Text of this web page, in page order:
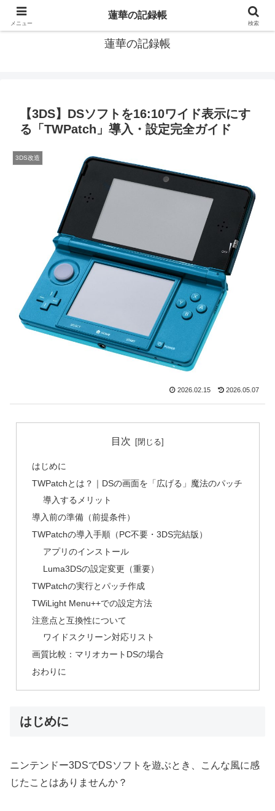
窓際社員の現役SEによるゲーム攻略、IT関連のメモです
蓮華の記録帳
【3DS】DSソフトを16:10ワイド表示にす
る「TWPatch」導入・設定完全ガイド
3DS改造
2026.02.15 2026.05.07
目次
はじめに
TWPatchとは？｜DSの画面を「広げる」魔法のパッチ
導入するメリット
導入前の準備（前提条件）
TWPatchの導入手順（PC不要・3DS完結版）
アプリのインストール
Luma3DSの設定変更（重要）
TWPatchの実行とパッチ作成
TWiLight Menu++での設定方法
注意点と互換性について
ワイドスクリーン対応リスト
画質比較：マリオカートDSの場合
おわりに
はじめに
ニンテンドー3DSでDSソフトを遊ぶとき、こんな風に感
じたことはありませんか？
メニュー
蓮華の記録帳
検索